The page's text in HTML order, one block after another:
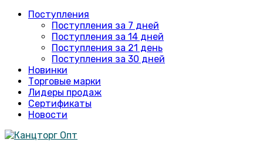
Поступления
Поступления за 7 дней
Поступления за 14 дней
Поступления за 21 день
Поступления за 30 дней
Новинки
Торговые марки
Лидеры продаж
Сертификаты
Новости